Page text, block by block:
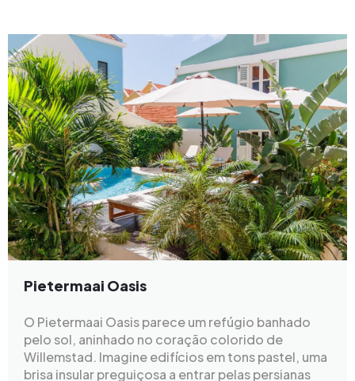
Pietermaai Oasis
O Pietermaai Oasis parece um refúgio banhado
pelo sol, aninhado no coração colorido de
Willemstad. Imagine edifícios em tons pastel, uma
brisa insular preguiçosa a entrar pelas persianas